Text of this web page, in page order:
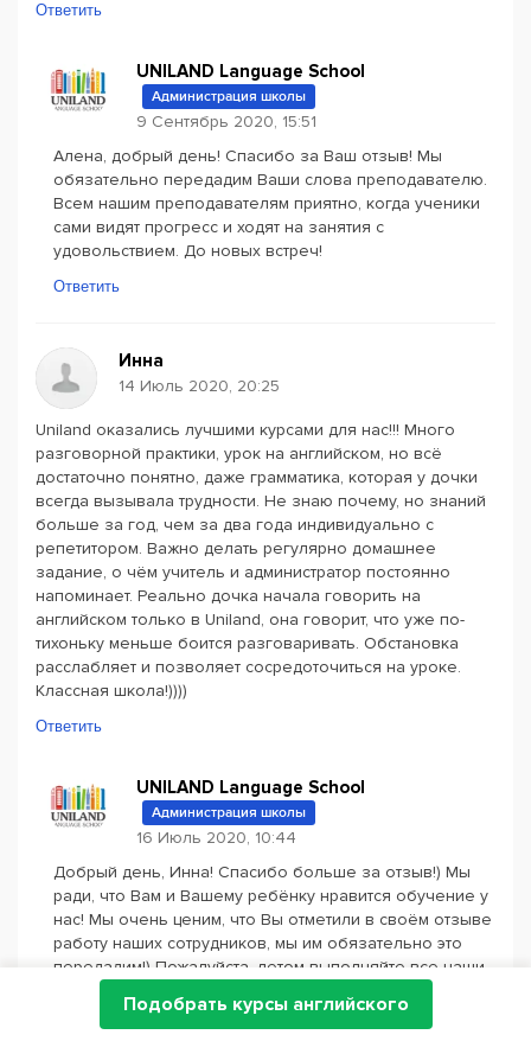
Ответить
UNILAND Language School
Администрация школы
9 Сентябрь 2020, 15:51
Алена, добрый день! Спасибо за Ваш отзыв! Мы
обязательно передадим Ваши слова преподавателю.
Всем нашим преподавателям приятно, когда ученики
сами видят прогресс и ходят на занятия с
удовольствием. До новых встреч!
Ответить
Инна
14 Июль 2020, 20:25
Uniland оказались лучшими курсами для нас!!! Много
разговорной практики, урок на английском, но всё
достаточно понятно, даже грамматика, которая у дочки
всегда вызывала трудности. Не знаю почему, но знаний
больше за год, чем за два года индивидуально с
репетитором. Важно делать регулярно домашнее
задание, о чём учитель и администратор постоянно
напоминает. Реально дочка начала говорить на
английском только в Uniland, она говорит, что уже по-
тихоньку меньше боится разговаривать. Обстановка
расслабляет и позволяет сосредоточиться на уроке.
Классная школа!))))
Ответить
UNILAND Language School
Администрация школы
16 Июль 2020, 10:44
Добрый день, Инна! Спасибо больше за отзыв!) Мы
ради, что Вам и Вашему ребёнку нравится обучение у
нас! Мы очень ценим, что Вы отметили в своём отзыве
работу наших сотрудников, мы им обязательно это
передадим!) Пожалуйста, летом выполняйте все наши
учебном году!)Подобрать курсы английского